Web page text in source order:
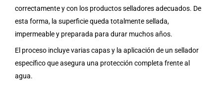
correctamente y con los productos selladores adecuados. De
esta forma, la superficie queda totalmente sellada,
impermeable y preparada para durar muchos años.
El proceso incluye varias capas y la aplicación de un sellador
específico que asegura una protección completa frente al
agua.